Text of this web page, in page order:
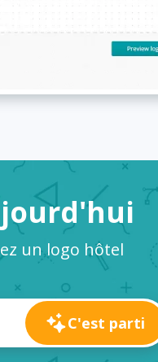
un logo hôtel
C'est parti